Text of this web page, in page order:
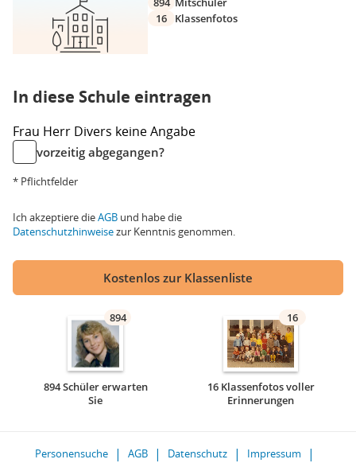
16
Klassenfotos
In diese Schule eintragen
Frau Herr Divers keine Angabe
vorzeitig abgegangen?
* Pflichtfelder
Ich akzeptiere dieAGB und habe die
Datenschutzhinweisezur Kenntnis genommen.
Kostenlos zur Klassenliste
894
894 Schüler erwarten
Sie
16
16 Klassenfotos voller
Erinnerungen
Personensuche AGB Datenschutz Impressum